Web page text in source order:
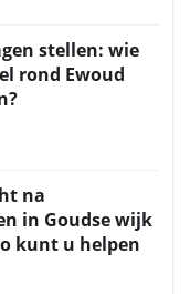
stellen: wie
rond Ewoud
na
in Goudse wijk
kunt u helpen